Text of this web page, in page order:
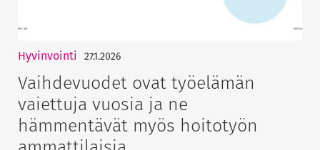
Hyvinvointi 27.1.2026
Vaihdevuodet ovat työelämän
vaiettuja vuosia ja ne
hämmentävät myös hoitotyön